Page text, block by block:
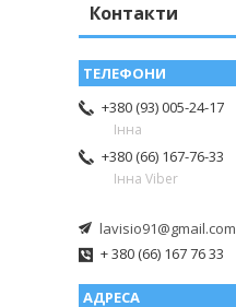
Контакти
+380 (93) 005-24-17
Інна
+380 (66) 167-76-33
Інна Viber
lavisio91@gmail.com
+ 380 (66) 167 76 33